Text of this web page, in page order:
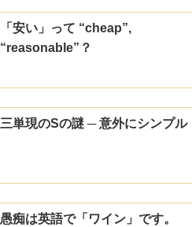
「安い」って “cheap”,
“reasonable”？
三単現のSの謎 ─ 意外にシンプル
愚痴は英語で「ワイン」です。